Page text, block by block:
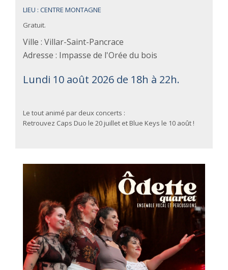
LIEU : CENTRE MONTAGNE
Gratuit.
Ville : Villar-Saint-Pancrace
Adresse : Impasse de l'Orée du bois
Lundi 10 août 2026 de 18h à 22h.
Le tout animé par deux concerts :
Retrouvez Caps Duo le 20 juillet et Blue Keys le 10 août !